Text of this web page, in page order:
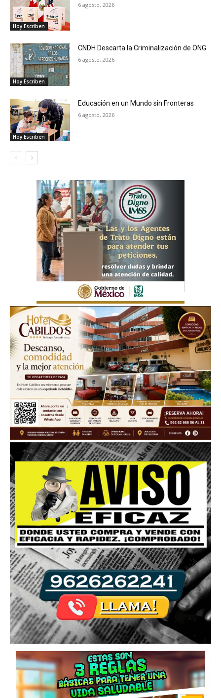
Hoy Escriben
6 agosto, 2026
Hoy Escriben
CNDH Descarta la Criminalización de ONG
6 agosto, 2026
Hoy Escriben
Educación en un Mundo sin Fronteras
6 agosto, 2026